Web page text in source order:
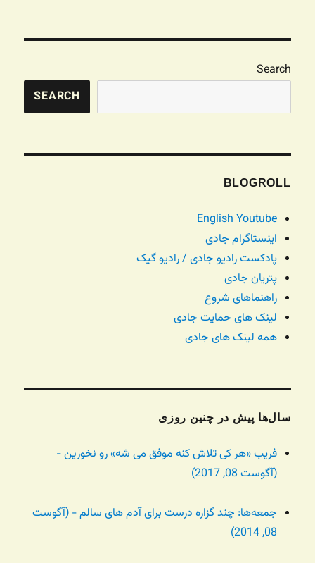
Search
SEARCH
BLOGROLL
English Youtube
اینستاگرام جادی
پادکست رادیو جادی / رادیو گیک
پتریان جادی
راهنماهای شروع
لینک های حمایت جادی
همه لینک های جادی
سال‌ها پیش در چنین روزی
فریب «هر کی تلاش کنه موفق می شه» رو نخورین -
(آگوست 08, 2017)
جمعه‌ها: چند گزاره درست برای آدم های سالم - (آگوست
08, 2014)